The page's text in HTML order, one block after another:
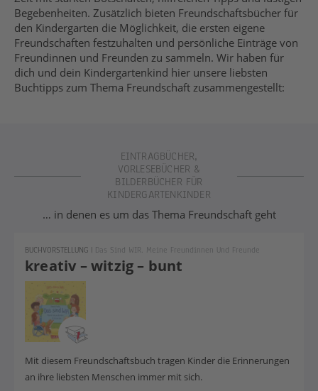
Begebenheiten. Zusätzlich bieten Freundschaftsbücher für
den Kindergarten die Möglichkeit, die ersten eigene
Freundschaften festzuhalten und persönliche Einträge von
Freundinnen und Freunden zu sammeln. Wir haben für
dich und dein Kindergartenkind hier unsere liebsten
Buchtipps zum Thema Freundschaft zusammengestellt:
EINTRAGBÜCHER,
VORLESEBÜCHER &
BILDERBÜCHER FÜR
KINDERGARTENKINDER
… in denen es um das Thema Freundschaft geht
kreativ – witzig – bunt
BUCHVORSTELLUNG | Das Sind WIR. Meine Freundinnen Und Freunde
Mit diesem Freundschaftsbuch tragen Kinder die Erinnerungen
an ihre liebsten Menschen immer mit sich.